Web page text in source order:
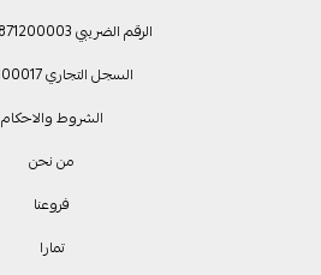
الرقم الضريبي 301297871200003
السجل التجاري 1132100017
الشروط والاحكام
من نحن
فروعنا
تمارا